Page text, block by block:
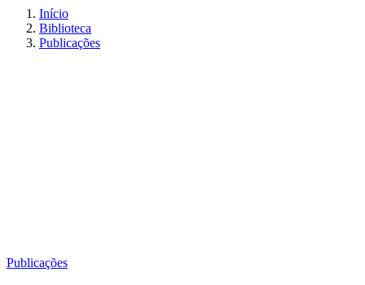
Início
Biblioteca
Publicações
Publicações